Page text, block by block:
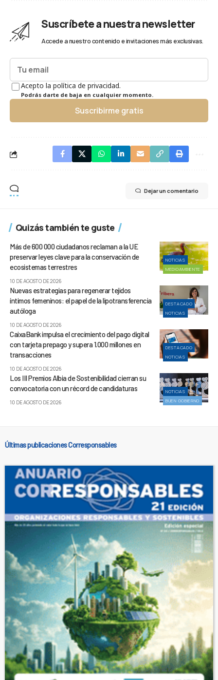
Suscríbete a nuestra newsletter
Accede a nuestro contenido e invitaciones más exclusivas.
Acepto la política de privacidad.
Podrás darte de baja en cualquier momento.
Suscribirme gratis
Dejar un comentario
Quizás también te guste
NOTICIAS
MEDIOAMBIENTE
Más de 600 000 ciudadanos reclaman a la UE
preservar leyes clave para la conservación de
ecosistemas terrestres
10 DE AGOSTO DE 2026
DESTACADO
NOTICIAS
Nuevas estrategias para regenerar tejidos
íntimos femeninos: el papel de la lipotransferencia
autóloga
10 DE AGOSTO DE 2026
DESTACADO
NOTICIAS
CaixaBank impulsa el crecimiento del pago digital
con tarjeta prepago y supera 1.000 millones en
transacciones
10 DE AGOSTO DE 2026
NOTICIAS
BUEN GOBIERNO
Los III Premios Albia de Sostenibilidad cierran su
convocatoria con un récord de candidaturas
10 DE AGOSTO DE 2026
Últimas publicaciones Corresponsables